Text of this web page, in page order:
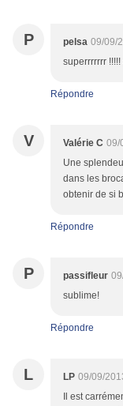
P pelsa 09/09/
superrrrrrr
Répondre
V Valérie C 09/
Une
dans les
obtenir de si
Répondre
P passifleur
sublime!
Répondre
L LP 09/09/
Il est